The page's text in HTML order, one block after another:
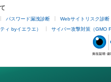
パスワード漏洩診断 Webサイトリスク診断
ィ byイエラエ） サイバー攻撃対策（GMO